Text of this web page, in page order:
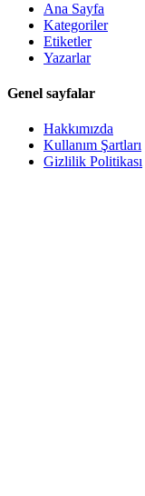
Ana Sayfa
Kategoriler
Etiketler
Yazarlar
Genel sayfalar
Hakkımızda
Kullanım Şartları
Gizlilik Politikası